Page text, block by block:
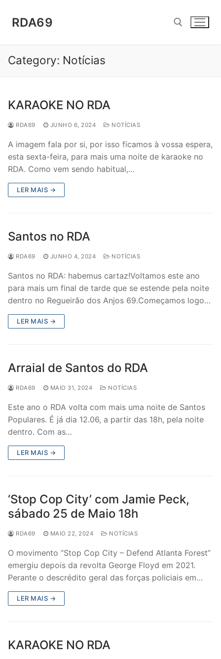
paraRDA69
Pesquisar por:
Category: Notícias
KARAOKE NO RDA
RDA69 JUNHO 6, 2024 NOTÍCIAS
A imagem fala por si, por isso ficamos à vossa espera,
esta sexta-feira, para mais uma noite de karaoke no
RDA. Como vem sendo habitual,…
LER MAIS →
Santos no RDA
RDA69 JUNHO 4, 2024 NOTÍCIAS
Santos no RDA: habemus cartaz!Voltamos este ano
para mais um final de tarde que se estende pela noite
dentro no Regueirão dos Anjos 69.Começamos logo…
LER MAIS →
Arraial de Santos do RDA
RDA69 MAIO 31, 2024 NOTÍCIAS
Este ano o RDA volta com mais uma noite de Santos
Populares. É já dia 12.06, a partir das 18h, pela noite
dentro. Com as…
LER MAIS →
‘Stop Cop City’ com Jamie Peck,
sábado 25 de Maio 18h
RDA69 MAIO 22, 2024 NOTÍCIAS
O movimento “Stop Cop City – Defend Atlanta Forest”
emergiu depois da revolta George Floyd em 2021.
Perante o descrédito geral das forças policiais em…
LER MAIS →
KARAOKE NO RDA